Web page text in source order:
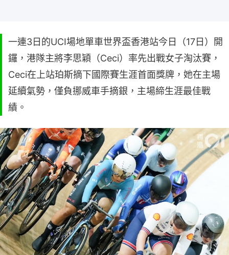
一連3日的UCI場地單車世界盃香港站今日（17日）開
鑼，港隊主將李思穎（Ceci）率先出戰女子淘汰賽，
Ceci在上站珀斯摘下國際賽生涯首面獎牌，她在主場
延續氣勢，僅負挪威車手摘銀，主場締生涯最佳戰
績。